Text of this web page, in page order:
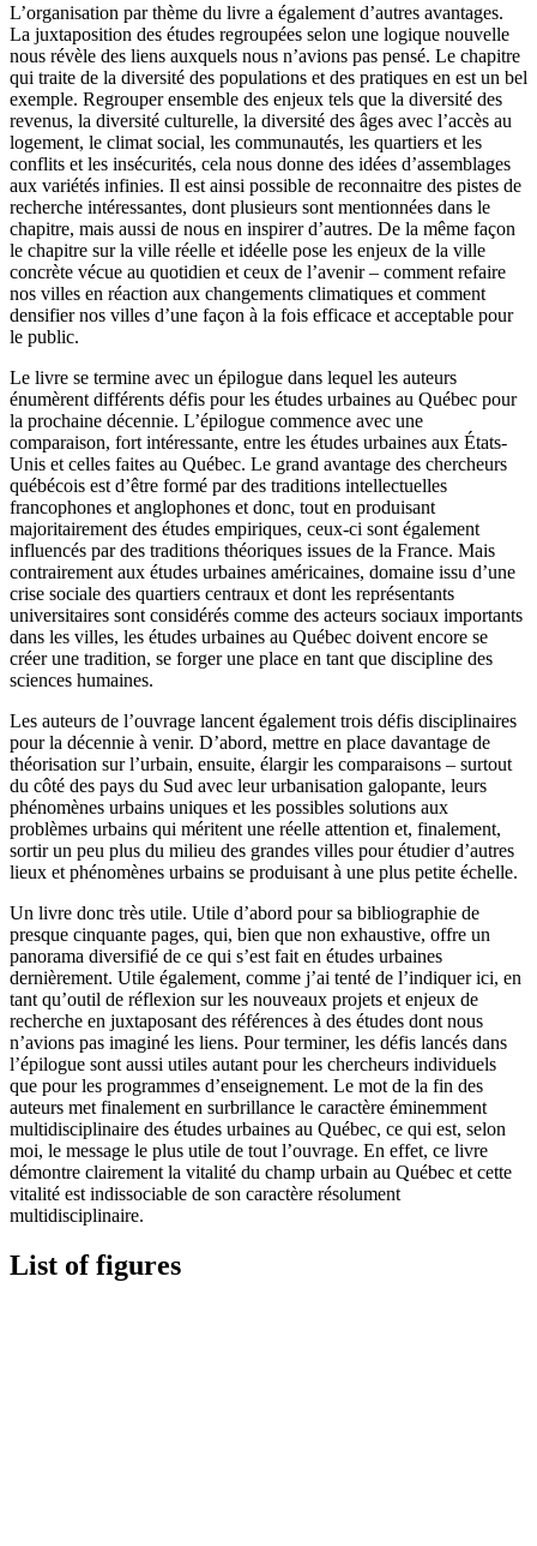
L’organisation par thème du livre a également d’autres avantages.
La juxtaposition des études regroupées selon une logique nouvelle
nous révèle des liens auxquels nous n’avions pas pensé. Le chapitre
qui traite de la diversité des populations et des pratiques en est un bel
exemple. Regrouper ensemble des enjeux tels que la diversité des
revenus, la diversité culturelle, la diversité des âges avec l’accès au
logement, le climat social, les communautés, les quartiers et les
conflits et les insécurités, cela nous donne des idées d’assemblages
aux variétés infinies. Il est ainsi possible de reconnaitre des pistes de
recherche intéressantes, dont plusieurs sont mentionnées dans le
chapitre, mais aussi de nous en inspirer d’autres. De la même façon
le chapitre sur la ville réelle et idéelle pose les enjeux de la ville
concrète vécue au quotidien et ceux de l’avenir – comment refaire
nos villes en réaction aux changements climatiques et comment
densifier nos villes d’une façon à la fois efficace et acceptable pour
le public.
Le livre se termine avec un épilogue dans lequel les auteurs
énumèrent différents défis pour les études urbaines au Québec pour
la prochaine décennie. L’épilogue commence avec une
comparaison, fort intéressante, entre les études urbaines aux États-
Unis et celles faites au Québec. Le grand avantage des chercheurs
québécois est d’être formé par des traditions intellectuelles
francophones et anglophones et donc, tout en produisant
majoritairement des études empiriques, ceux-ci sont également
influencés par des traditions théoriques issues de la France. Mais
contrairement aux études urbaines américaines, domaine issu d’une
crise sociale des quartiers centraux et dont les représentants
universitaires sont considérés comme des acteurs sociaux importants
dans les villes, les études urbaines au Québec doivent encore se
créer une tradition, se forger une place en tant que discipline des
sciences humaines.
Les auteurs de l’ouvrage lancent également trois défis disciplinaires
pour la décennie à venir. D’abord, mettre en place davantage de
théorisation sur l’urbain, ensuite, élargir les comparaisons – surtout
du côté des pays du Sud avec leur urbanisation galopante, leurs
phénomènes urbains uniques et les possibles solutions aux
problèmes urbains qui méritent une réelle attention et, finalement,
sortir un peu plus du milieu des grandes villes pour étudier d’autres
lieux et phénomènes urbains se produisant à une plus petite échelle.
Un livre donc très utile. Utile d’abord pour sa bibliographie de
presque cinquante pages, qui, bien que non exhaustive, offre un
panorama diversifié de ce qui s’est fait en études urbaines
dernièrement. Utile également, comme j’ai tenté de l’indiquer ici, en
tant qu’outil de réflexion sur les nouveaux projets et enjeux de
recherche en juxtaposant des références à des études dont nous
n’avions pas imaginé les liens. Pour terminer, les défis lancés dans
l’épilogue sont aussi utiles autant pour les chercheurs individuels
que pour les programmes d’enseignement. Le mot de la fin des
auteurs met finalement en surbrillance le caractère éminemment
multidisciplinaire des études urbaines au Québec, ce qui est, selon
moi, le message le plus utile de tout l’ouvrage. En effet, ce livre
démontre clairement la vitalité du champ urbain au Québec et cette
vitalité est indissociable de son caractère résolument
multidisciplinaire.
List of figures